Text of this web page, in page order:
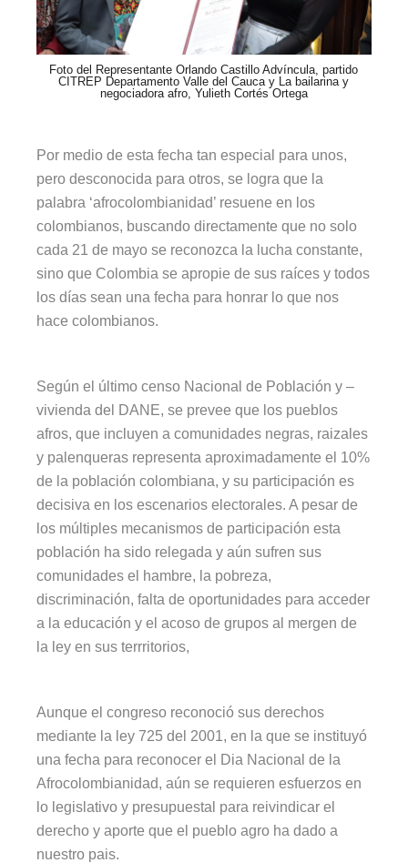
Foto del Representante Orlando Castillo Advíncula, partido
CITREP Departamento Valle del Cauca y La bailarina y
negociadora afro, Yulieth Cortés Ortega
Por medio de esta fecha tan especial para unos,
pero desconocida para otros, se logra que la
palabra ‘afrocolombianidad’ resuene en los
colombianos, buscando directamente que no solo
cada 21 de mayo se reconozca la lucha constante,
sino que Colombia se apropie de sus raíces y todos
los días sean una fecha para honrar lo que nos
hace colombianos.
Según el último censo Nacional de Población y –
vivienda del DANE, se prevee que los pueblos
afros, que incluyen a comunidades negras, raizales
y palenqueras representa aproximadamente el 10%
de la población colombiana, y su participación es
decisiva en los escenarios electorales. A pesar de
los múltiples mecanismos de participación esta
población ha sido relegada y aún sufren sus
comunidades el hambre, la pobreza,
discriminación, falta de oportunidades para acceder
a la educación y el acoso de grupos al mergen de
la ley en sus terrritorios,
Aunque el congreso reconoció sus derechos
mediante la ley 725 del 2001, en la que se instituyó
una fecha para reconocer el Dia Nacional de la
Afrocolombianidad, aún se requieren esfuerzos en
lo legislativo y presupuestal para reivindicar el
derecho y aporte que el pueblo agro ha dado a
nuestro pais.